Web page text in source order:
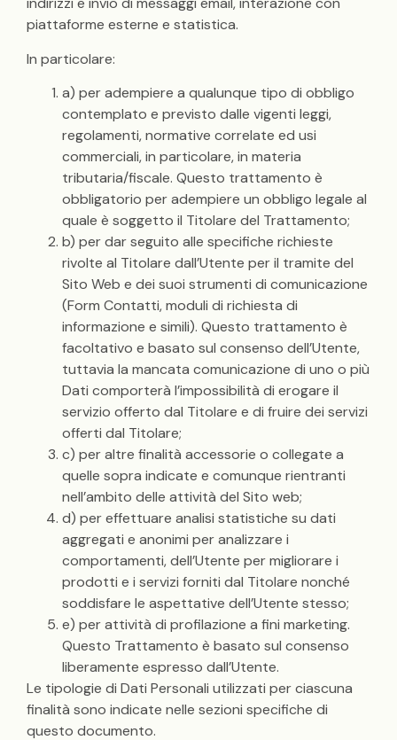
piattaforme esterne e statistica.
In particolare:
a) per adempiere a qualunque tipo di obbligo
contemplato e previsto dalle vigenti leggi,
regolamenti, normative correlate ed usi
commerciali, in particolare, in materia
tributaria/fiscale. Questo trattamento è
obbligatorio per adempiere un obbligo legale al
quale è soggetto il Titolare del Trattamento;
b) per dar seguito alle specifiche richieste
rivolte al Titolare dall’Utente per il tramite del
Sito Web e dei suoi strumenti di comunicazione
(Form Contatti, moduli di richiesta di
informazione e simili). Questo trattamento è
facoltativo e basato sul consenso dell’Utente,
tuttavia la mancata comunicazione di uno o più
Dati comporterà l’impossibilità di erogare il
servizio offerto dal Titolare e di fruire dei servizi
offerti dal Titolare;
c) per altre finalità accessorie o collegate a
quelle sopra indicate e comunque rientranti
nell’ambito delle attività del Sito web;
d) per effettuare analisi statistiche su dati
aggregati e anonimi per analizzare i
comportamenti, dell’Utente per migliorare i
prodotti e i servizi forniti dal Titolare nonché
soddisfare le aspettative dell’Utente stesso;
e) per attività di profilazione a fini marketing.
Questo Trattamento è basato sul consenso
liberamente espresso dall’Utente.
Le tipologie di Dati Personali utilizzati per ciascuna
finalità sono indicate nelle sezioni specifiche di
questo documento.